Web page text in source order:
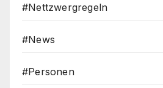
#Nettzwergregeln
#News
#Personen